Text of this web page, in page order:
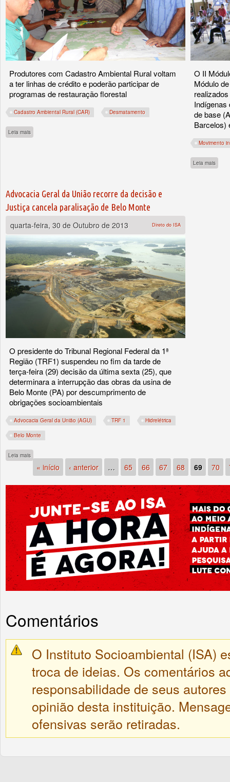
Produtores com Cadastro Ambiental Rural voltam
a ter linhas de crédito e poderão participar de
programas de restauração florestal
Cadastro Ambiental Rural (CAR) Desmatamento
Leia mais sobre Brasil Novo (PA) sai da lista de municípios que mais desmatam na Amazônia
O II
Módulo
Indígenas
de base
Barcelos)
Movimento
Leia mais
Advocacia Geral da União recorre da decisão e
Justiça cancela paralisação de Belo Monte
quarta-feira, 30 de Outubro de 2013
Direto do ISA
O presidente do Tribunal Regional Federal da 1ª
Região (TRF1) suspendeu no fim da tarde de
terça-feira (29) decisão da última sexta (25), que
determinara a interrupção das obras da usina de
Belo Monte (PA) por descumprimento de
obrigações socioambientais
Advocacia Geral da União (AGU) TRF 1 Hidrelétrica
Belo Monte
Leia mais
« início ‹ anterior … 65 66 67 68 69 70
Comentários
O Instituto Socioambiental (ISA)
troca de ideias. Os comentários
responsabilidade de seus
opinião desta instituição.
ofensivas serão retiradas.